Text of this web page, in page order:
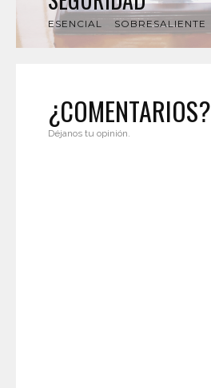
ESENCIAL SOBRESALIENTE
¿COMENTARIOS?
Déjanos tu opinión.